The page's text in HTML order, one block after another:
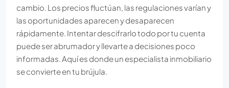
cambio. Los precios fluctúan, las regulaciones varían y
las oportunidades aparecen y desaparecen
rápidamente. Intentar descifrarlo todo por tu cuenta
puede ser abrumador y llevarte a decisiones poco
informadas. Aquí es donde un especialista inmobiliario
se convierte en tu brújula.